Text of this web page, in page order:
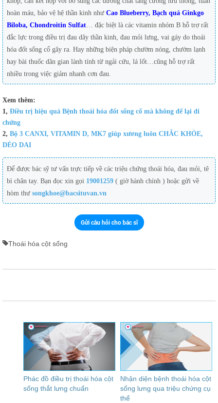
hoàn máu, bảo vệ hệ thần kinh như Cao Blueberry, Bạch quả Ginkgo
Biloba, Chondroitin Sulfat… đặc biệt là các vitamin nhóm B hỗ trợ rất
đắc lực trong điều trị đau dây thần kinh, đau mỏi lưng, vai gáy do thoái
hóa đốt sống cổ gây ra. Hay những biện pháp chườm nóng, chườm lạnh
hay bài thuốc dân gian lành tính từ ngải cứu, lá lốt…cũng hỗ trợ rất
nhiều trong việc giảm nhanh cơn đau.
Xem thêm:
1, Điều trị hiệu quả Bệnh thoái hóa đốt sống cổ mà không để lại di
chứng
2, Bộ 3 CANXI, VITAMIN D, MK7 giúp xương luôn CHẮC KHỎE,
DẺO DAI
Để được bác sỹ tư vấn trực tiếp về các triệu chứng thoái hóa, đau mỏi, tê
bì chân tay. Bạn đọc xin gọi 19001259 ( giờ hành chính ) hoặc gửi về
hòm thư songkhoe@bacsituvan.vn
Gửi câu hỏi cho bác sĩ
Thoái hóa cột sống
Phác đồ điều trị thoái hóa cột
sống thắt lưng chuẩn
Nhận diện bệnh thoái hóa cột
sống lưng qua triệu chứng cụ
thể